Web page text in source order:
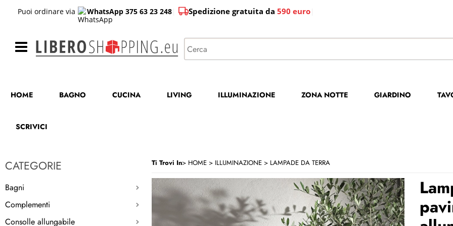
Puoi ordinare via WhatsApp 375 63 23 248 Spedizione gratuita da 590 euro
il
HOME BAGNO CUCINA LIVING ILLUMINAZIONE ZONA NOTTE GIARDINO
SCRIVICI
CATEGORIE
Bagni
Complementi
Consolle allungabile
Ti Trovi In HOME ILLUMINAZIONE LAMPADE DA TERRA